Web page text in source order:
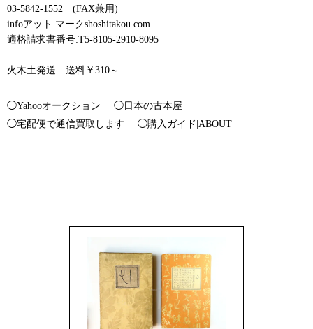
03-5842-1552 (FAX兼用)
infoアット マークshoshitakou.com
適格請求書番号:T5-8105-2910-8095
火木土発送 送料￥310～
◯Yahooオークション
◯日本の古本屋
◯宅配便で通信買取します
◯購入ガイド|ABOUT